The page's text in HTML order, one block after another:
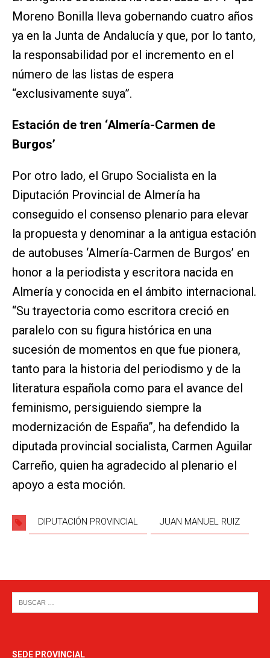
Moreno Bonilla lleva gobernando cuatro años
ya en la Junta de Andalucía y que, por lo tanto,
la responsabilidad por el incremento en el
número de las listas de espera
“exclusivamente suya”.
Estación de tren ‘Almería-Carmen de
Burgos’
Por otro lado, el Grupo Socialista en la
Diputación Provincial de Almería ha
conseguido el consenso plenario para elevar
la propuesta y denominar a la antigua estación
de autobuses ‘Almería-Carmen de Burgos’ en
honor a la periodista y escritora nacida en
Almería y conocida en el ámbito internacional.
“Su trayectoria como escritora creció en
paralelo con su figura histórica en una
sucesión de momentos en que fue pionera,
tanto para la historia del periodismo y de la
literatura española como para el avance del
feminismo, persiguiendo siempre la
modernización de España”, ha defendido la
diputada provincial socialista, Carmen Aguilar
Carreño, quien ha agradecido al plenario el
apoyo a esta moción.
DIPUTACIÓN PROVINCIAL JUAN MANUEL RUIZ
SEDE PROVINCIAL